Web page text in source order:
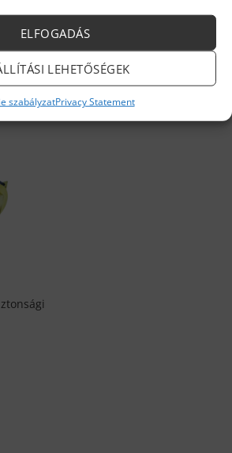
ELFOGADÁS
LEHETŐSÉGEK
szabályzatPrivacy Statement
990Ft
Készleten